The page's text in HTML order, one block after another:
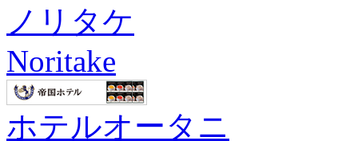
ノリタケ
Noritake
ホテルオータニ